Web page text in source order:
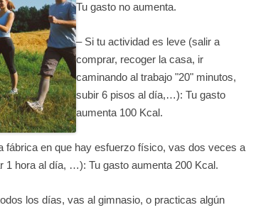
Tu gasto no aumenta.
– Si tu actividad es leve (salir a
comprar, recoger la casa, ir
caminando al trabajo "20" minutos,
subir 6 pisos al día,…): Tu gasto
aumenta 100 Kcal.
fábrica en que hay esfuerzo físico, vas dos veces a
1 hora al día, …): Tu gasto aumenta 200 Kcal.
los días, vas al gimnasio, o practicas algún